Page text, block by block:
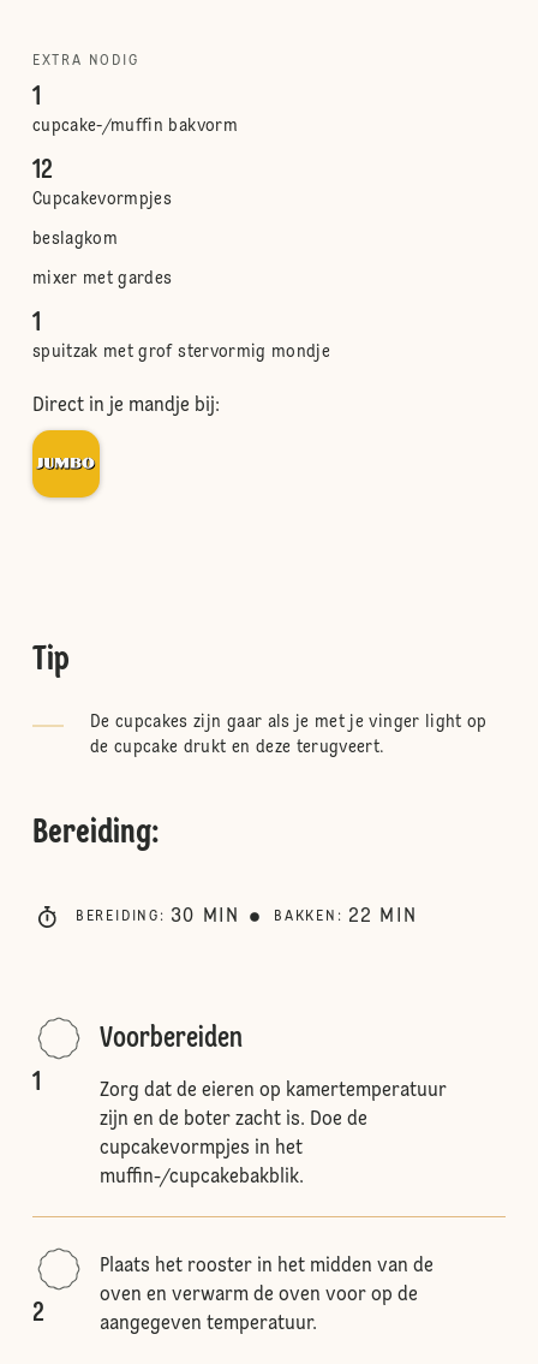
EXTRA NODIG
1
cupcake-/muffin bakvorm
12
Cupcakevormpjes
beslagkom
mixer met gardes
1
spuitzak met grof stervormig mondje
Direct in je mandje bij:
Tip
De cupcakes zijn gaar als je met je vinger light op
de cupcake drukt en deze terugveert.
Bereiding:
BEREIDING : 30 MIN BAKKEN : 22 MIN
1
Voorbereiden
Zorg dat de eieren op kamertemperatuur
zijn en de boter zacht is. Doe de
cupcakevormpjes in het
muffin-/cupcakebakblik.
2
Plaats het rooster in het midden van de
oven en verwarm de oven voor op de
aangegeven temperatuur.